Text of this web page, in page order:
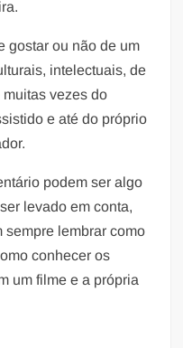
gostar ou não de um
intelectuais, de
vezes do
e até do próprio
podem ser algo
levado em conta,
sempre lembrar como
conhecer os
um filme e a própria